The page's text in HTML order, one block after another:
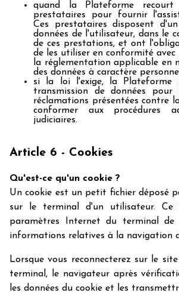
quand la Plateforme recourt
prestataires pour fournir
Ces prestataires disposent
données de l'utilisateur, dans le
de ces prestations, et ont
de les utiliser en conformité avec
la réglementation applicable en
des données à caractère
si la loi l'exige, la Plateforme
transmission de données
réclamations présentées contre
conformer aux procédures
judiciaires.
Article 6 - Cookies
Qu'est-ce qu'un cookie ?
Un cookie est un petit fichier déposé
sur le terminal d'un utilisateur. Ce
paramètres Internet du terminal de
informations relatives à la navigation
Lorsque vous reconnecterez sur le
terminal, le navigateur après
les données du cookie et les